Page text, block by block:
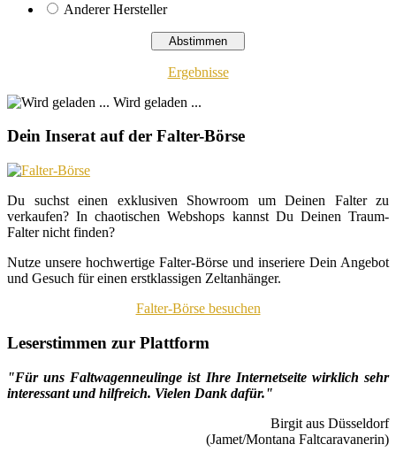
Anderer Hersteller
Ergebnisse
Wird geladen ...
Dein Inserat auf der Falter-Börse
Du suchst einen exklusiven Showroom um Deinen Falter zu
verkaufen? In chaotischen Webshops kannst Du Deinen Traum-
Falter nicht finden?
Nutze unsere hochwertige Falter-Börse und inseriere Dein Angebot
und Gesuch für einen erstklassigen Zeltanhänger.
Falter-Börse besuchen
Leserstimmen zur Plattform
"Für uns Faltwagenneulinge ist Ihre Internetseite wirklich sehr
interessant und hilfreich. Vielen Dank dafür."
Birgit aus Düsseldorf
(Jamet/Montana Faltcaravanerin)